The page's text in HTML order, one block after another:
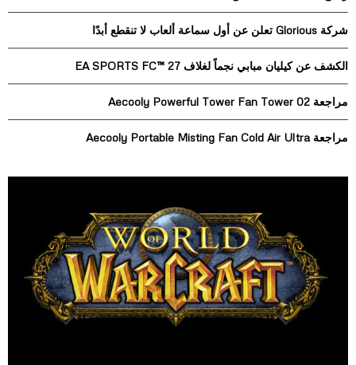
o
:
C
H
شركة Glorious تعلن عن أول سماعة ألعاب لا تنقطع أبدًا
الكشف عن كيليان مبابي نجماً لغلاف EA SPORTS FC™ 27
مراجعة Aecooly Powerful Tower Fan Tower 02
مراجعة Aecooly Portable Misting Fan Cold Air Ultra